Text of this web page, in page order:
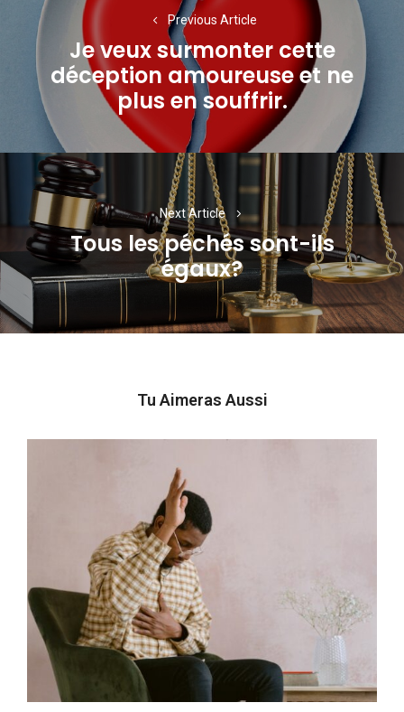
l’article
Previous Article
Previous
post:
Je veux surmonter cette
déception amoureuse et ne
plus en souffrir.
Next Article
Next
post:
Tous les péchés sont-ils
égaux?
Tu Aimeras Aussi